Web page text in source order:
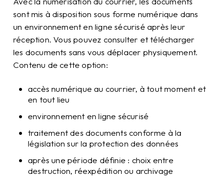
sont mis à disposition sous forme numérique dans
un environnement en ligne sécurisé après leur
réception. Vous pouvez consulter et télécharger
les documents sans vous déplacer physiquement.
Contenu de cette option:
accès numérique au courrier, à tout moment et
en tout lieu
environnement en ligne sécurisé
traitement des documents conforme à la
législation sur la protection des données
après une période définie : choix entre
destruction, réexpédition ou archivage